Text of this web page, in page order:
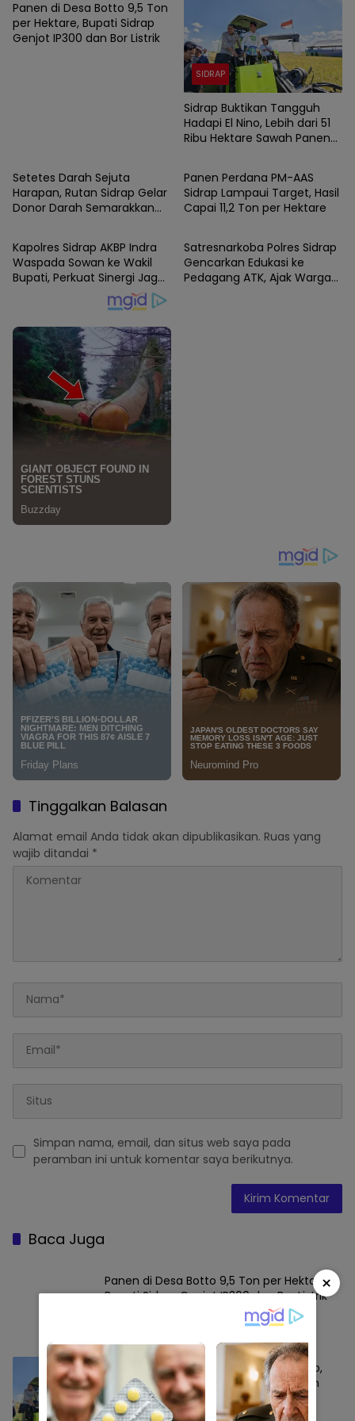
Panen di Desa Botto 9,5 Ton
per Hektare, Bupati Sidrap
Genjot IP300 dan Bor Listrik
SIDRAP
Sidrap Buktikan Tangguh
Hadapi El Nino, Lebih dari 51
Ribu Hektare Sawah Panen
Setetes Darah Sejuta
Harapan, Rutan Sidrap Gelar
Donor Darah Semarakkan
SIDRAP
Panen Perdana PM-AAS
Sidrap Lampaui Target, Hasil
Capai 11,2 Ton per Hektare
SIDRAP
Kapolres Sidrap AKBP Indra
Waspada Sowan ke Wakil
Bupati, Perkuat Sinergi Jaga
Kamtibmas dan Dukung
SIDRAP
Satresnarkoba Polres Sidrap
Gencarkan Edukasi ke
Pedagang ATK, Ajak Warga
Tinggalkan Balasan
Alamat email Anda tidak akan dipublikasikan. Ruas yang
wajib ditandai *
Simpan nama, email, dan situs web saya pada
peramban ini untuk komentar saya berikutnya.
Baca Juga
Panen di Desa Botto 9,5 Ton per Hektare,
Bupati Sidrap Genjot IP300 dan Bor Listrik
Sidrap Buktikan Tangguh Hadapi El Nino,
Lebih dari 51 Ribu Hektare Sawah Panen
dan PM-AAS Lampaui Target
×